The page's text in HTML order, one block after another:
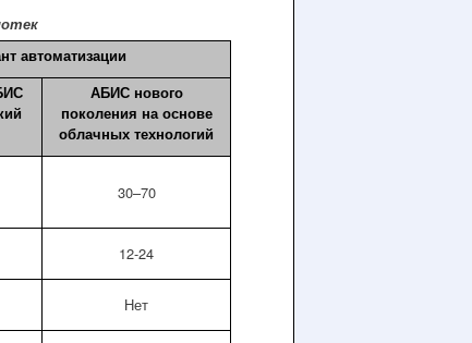
автоматизации
АБИС нового
поколения на основе
облачных технологий
30–70
12-24
Нет